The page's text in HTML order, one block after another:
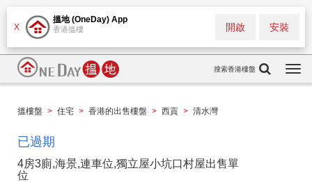
X
搵地 (OneDay) App
香港搵樓 安裝
開啟
搜索香港樓盤
搵樓盤 > 住宅 > 香港的出售樓盤 > 西貢 > 清水灣
已過期
4房3廁,海景,連車位,獨立屋小坑口村屋出售單
位